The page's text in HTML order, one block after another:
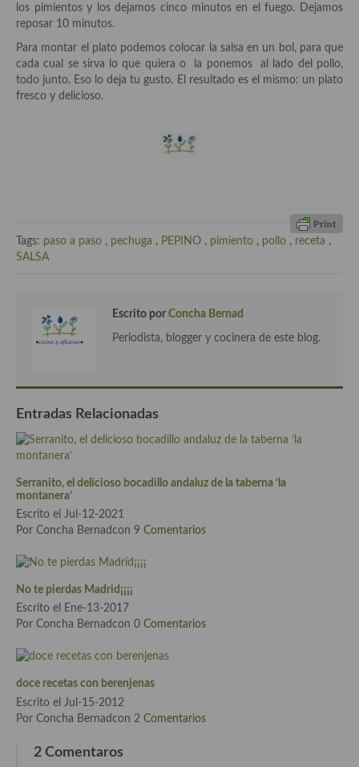
Cocina de Madagascar
Cocina Africana
Cocina Sudafrinaca
Cocina del Congo
Cocina Aragonesa
Cocina Castellana
Cocina Castilla – La Mancha
Cocina Gallega
Cocina Madrileña
Cocina Murciana
Cocina Navarra
Cocina Riojana
Cocina Valenciana
los pimientos y los dejamos cinco minutos en el fuego. Dejamos
reposar 10 minutos.
Para montar el plato podemos colocar la salsa en un bol, para que
cada cual se sirva lo que quiera o la ponemos al lado del pollo,
todo junto. Eso lo deja tu gusto. El resultado es el mismo: un plato
fresco y delicioso.
Tags: paso a paso , pechuga , PEPINO , pimiento , pollo , receta ,
SALSA
Escrito por Concha Bernad
Periodista, blogger y cocinera de este blog.
Entradas Relacionadas
Serranito, el delicioso bocadillo andaluz de la taberna ‘la
montanera’
Escrito el Jul-12-2021
Por Concha Bernadcon 9 Comentarios
No te pierdas Madrid¡¡¡¡
Escrito el Ene-13-2017
Por Concha Bernadcon 0 Comentarios
doce recetas con berenjenas
Escrito el Jul-15-2012
Por Concha Bernadcon 2 Comentarios
2 Comentaros